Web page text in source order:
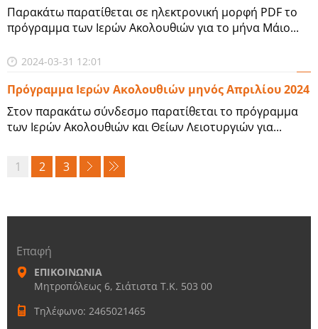
Παρακάτω παρατίθεται σε ηλεκτρονική μορφή PDF το
πρόγραμμα των Ιερών Ακολουθιών για το μήνα Μάιο...
2024-03-31 12:01
Πρόγραμμα Ιερών Ακολουθιών μηνός Απριλίου 2024
Στον παρακάτω σύνδεσμο παρατίθεται το πρόγραμμα
των Ιερών Ακολουθιών και Θείων Λειοτυργιών για...
1 2 3
Επαφή
ΕΠΙΚΟΙΝΩΝΙΑ
Μητροπόλεως 6, Σιάτιστα Τ.Κ. 503 00
Τηλέφωνο: 2465021465